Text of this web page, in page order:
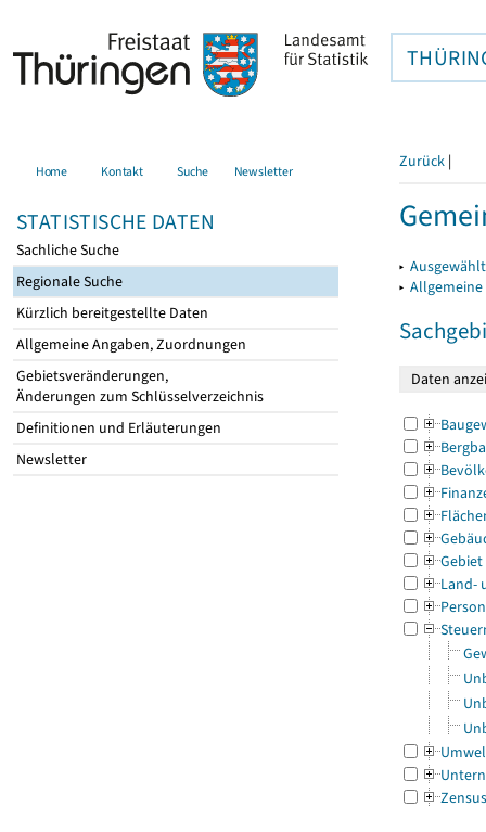
Home Kontakt Suche Newsletter
STATISTISCHE DATEN
Sachliche Suche
Regionale Suche
Kürzlich bereitgestellte Daten
Allgemeine Angaben, Zuordnungen
Gebietsveränderungen,
Änderungen zum Schlüsselverzeichnis
Definitionen und Erläuterungen
Newsletter
Zurück |
▸
▸
Gebiet
Land-
Zensus